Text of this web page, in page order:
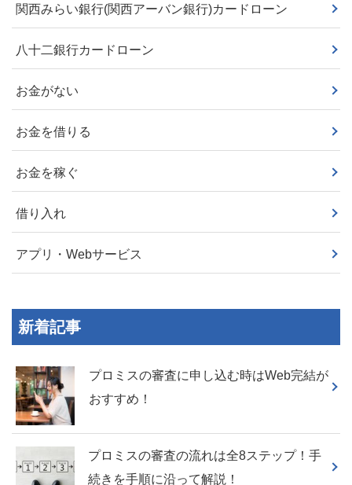
関西みらい銀行(関西アーバン銀行)カードローン
八十二銀行カードローン
お金がない
お金を借りる
お金を稼ぐ
借り入れ
アプリ・Webサービス
新着記事
プロミスの審査に申し込む時はWeb完結が
おすすめ！
プロミスの審査の流れは全8ステップ！手
続きを手順に沿って解説！